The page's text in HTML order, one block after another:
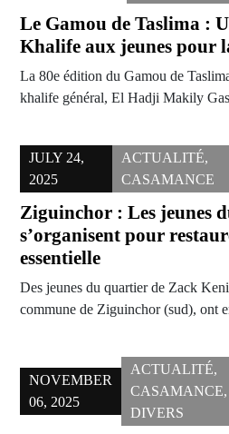
Le Gamou de Taslima :
Khalife aux jeunes pour
La 80e édition du Gamou de
khalife général, El Hadji Makily
JULY 24,
2025
ACTUALITÉ,
CASAMANCE
Ziguinchor : Les jeunes
s’organisent pour
essentielle
Des jeunes du quartier de Zack
commune de Ziguinchor (sud), ont
NOVEMBER
06, 2025
ACTUALITÉ,
CASAMANCE,
DIVERS